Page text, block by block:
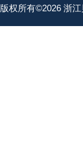
版权所有©2026 浙